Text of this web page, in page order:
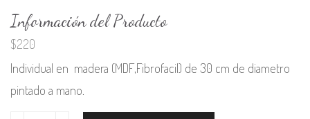
Información del Producto
$220
Individual en madera (MDF,Fibrofacil) de 30 cm de diametro
pintado a mano.